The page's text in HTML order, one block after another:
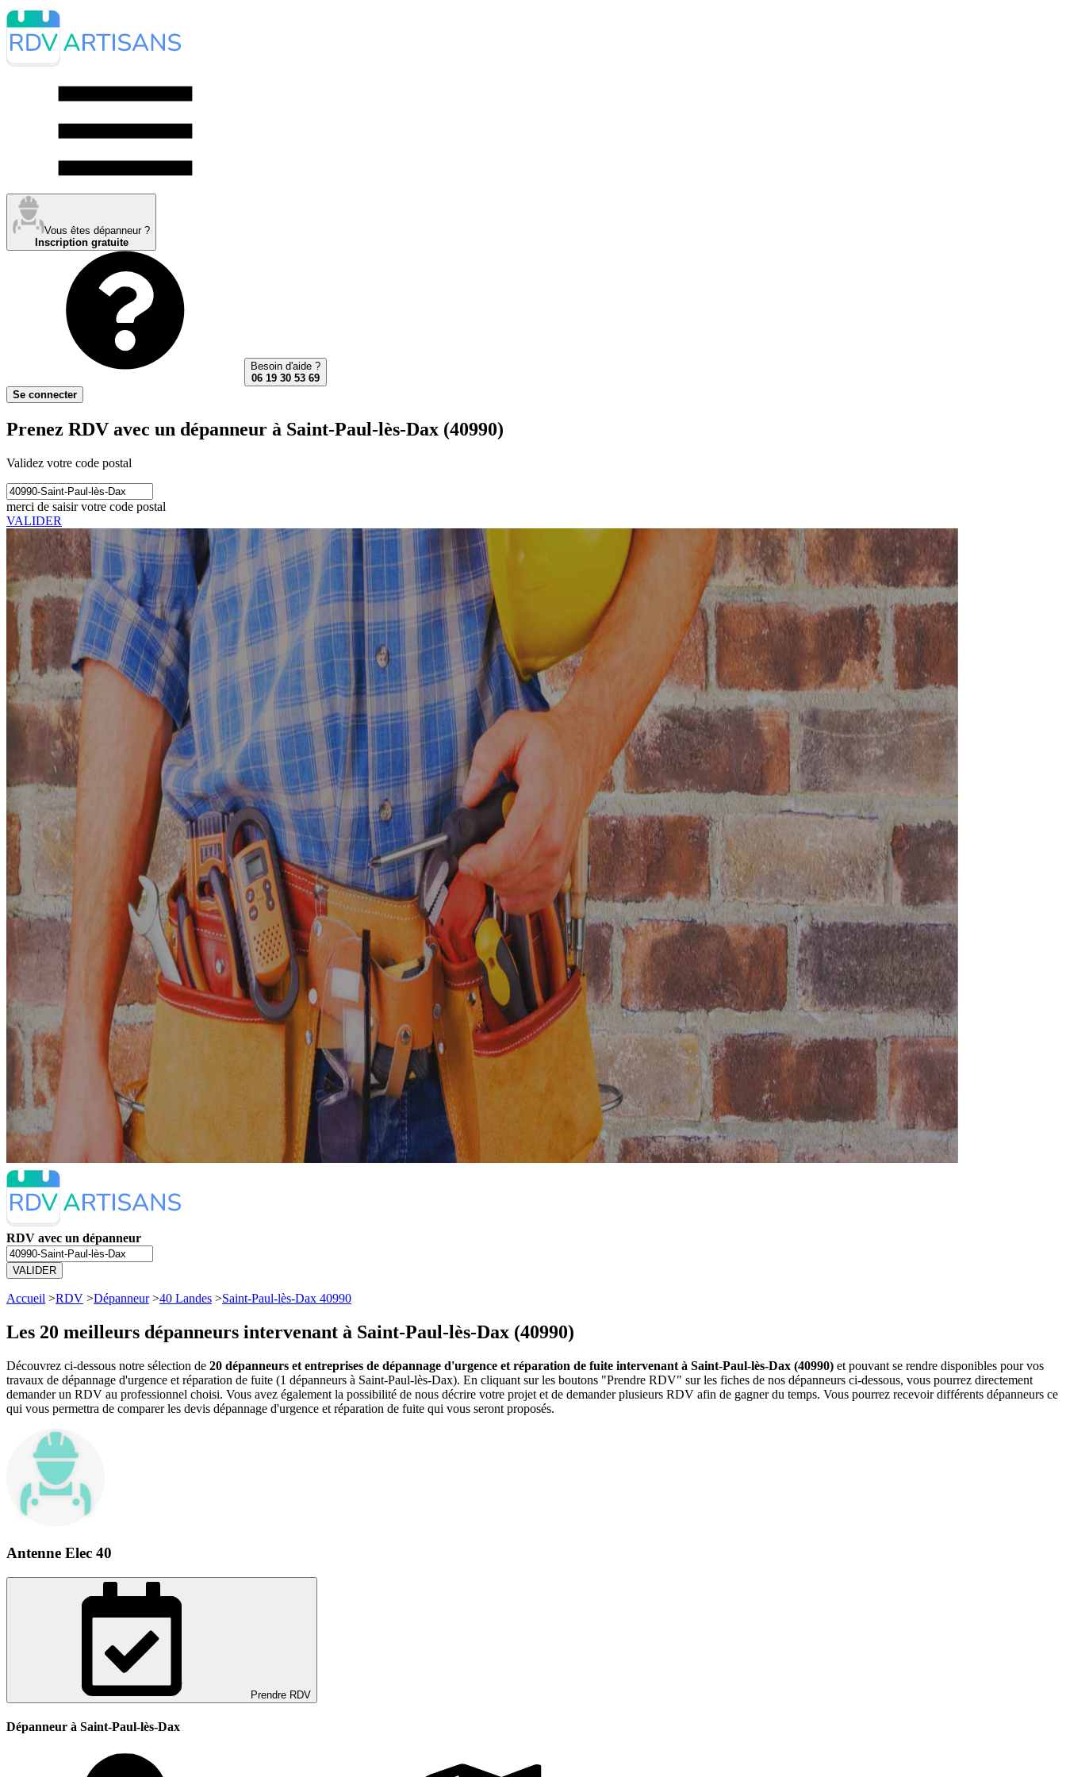
Vous êtes dépanneur ?
Inscription gratuite
Besoin d'aide ?
06 19 30 53 69
Se connecter
Prenez RDV avec un dépanneur à Saint-Paul-lès-Dax (40990)
Validez votre code postal
merci de saisir votre code postal
VALIDER
RDV avec un dépanneur
VALIDER
Accueil >RDV >Dépanneur>40 Landes >Saint-Paul-lès-Dax 40990
Les 20 meilleurs dépanneurs intervenant à Saint-Paul-lès-Dax (40990)
Découvrez ci-dessous notre sélection de 20 dépanneurs et entreprises de dépannage d'urgence et réparation de fuite intervenant à Saint-Paul-lès-Dax (40990) et pouvant se rendre disponibles pour vos
travaux de dépannage d'urgence et réparation de fuite (1 dépanneurs à Saint-Paul-lès-Dax). En cliquant sur les boutons "Prendre RDV" sur les fiches de nos dépanneurs ci-dessous, vous pourrez directement
demander un RDV au professionnel choisi. Vous avez également la possibilité de nous décrire votre projet et de demander plusieurs RDV afin de gagner du temps. Vous pourrez recevoir différents dépanneurs ce
qui vous permettra de comparer les devis dépannage d'urgence et réparation de fuite qui vous seront proposés.
Antenne Elec 40
Prendre RDV
Dépanneur à Saint-Paul-lès-Dax